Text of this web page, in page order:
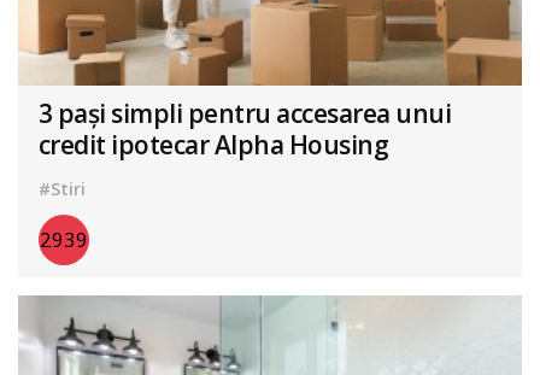
3 pași simpli pentru accesarea unui
credit ipotecar Alpha Housing
#Stiri
2939